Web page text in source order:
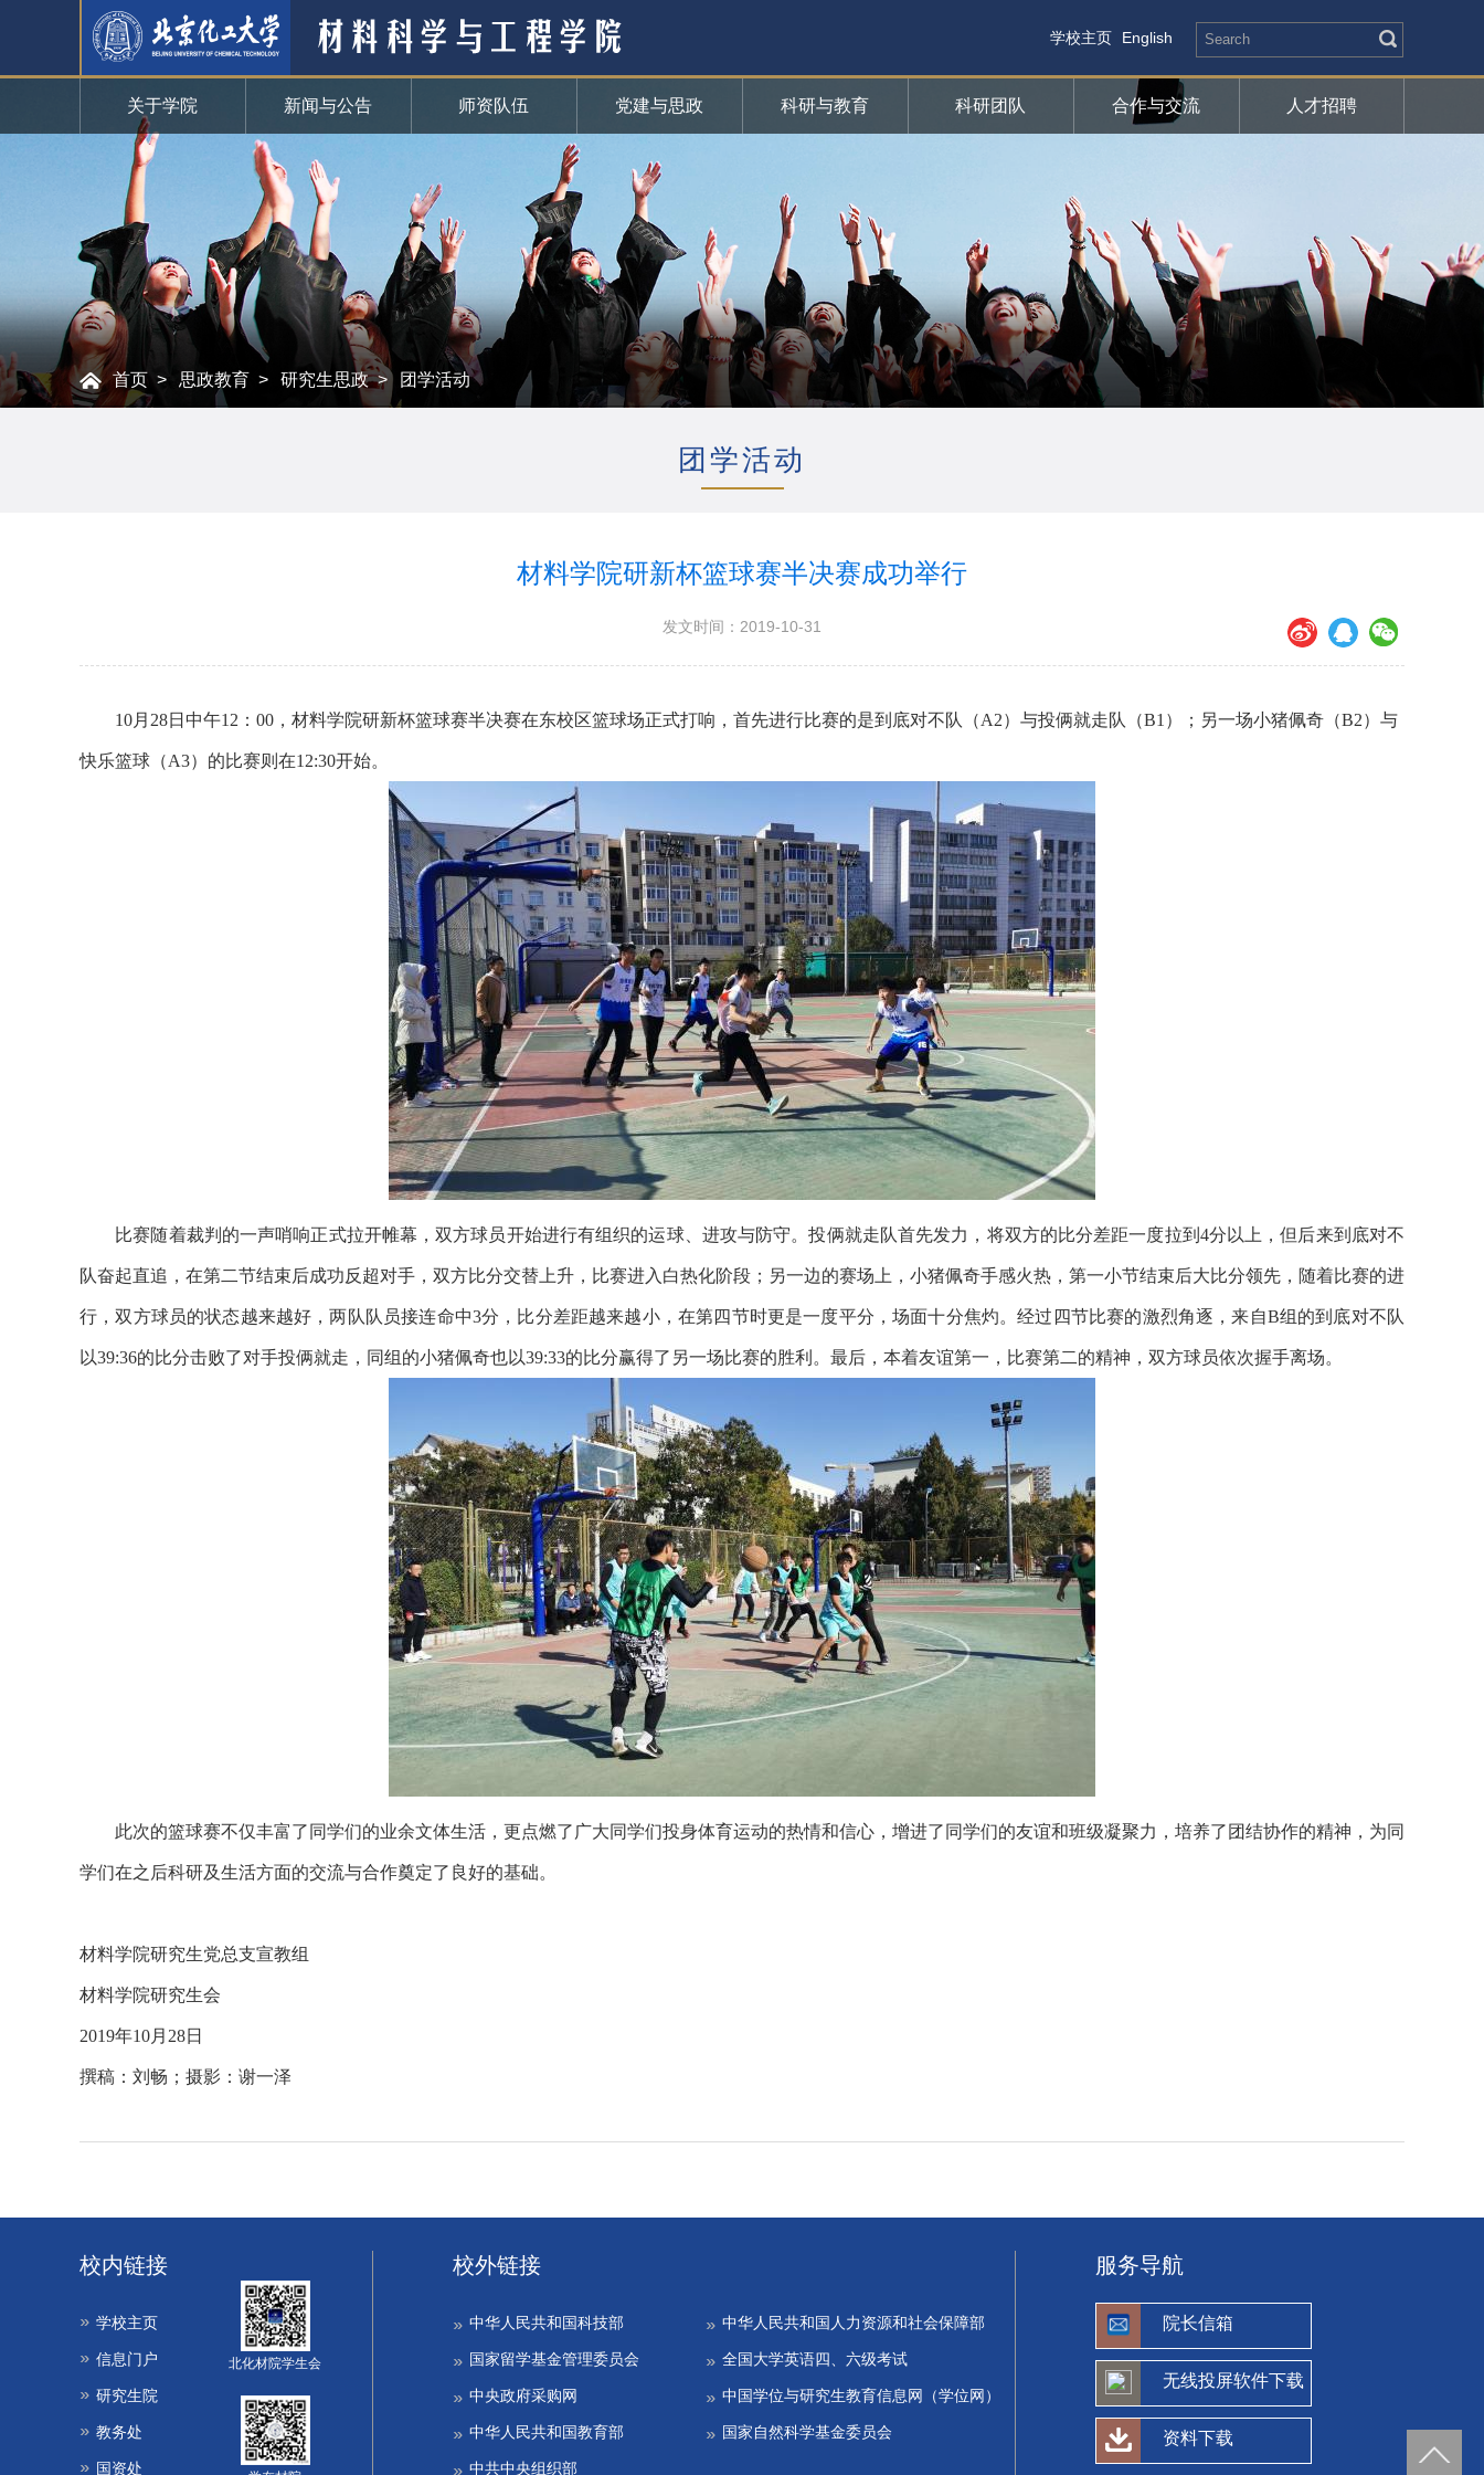
学校主页 English
关于学院 新闻与公告 师资队伍 党建与思政 科研与教育 科研团队 合作与交流 人才招聘
首页 思政教育 研究生思政 团学活动
团学活动
材料学院研新杯篮球赛半决赛成功举行
发文时间：2019-10-31
10月28日中午12：00，材料学院研新杯篮球赛半决赛在东校区篮球场正式打响，首先进行比赛的是到底对不队（A2）与投俩就走队（B1）；另一场小猪佩奇（B2）与
快乐篮球（A3）的比赛则在12:30开始。
比赛随着裁判的一声哨响正式拉开帷幕，双方球员开始进行有组织的运球、进攻与防守。投俩就走队首先发力，将双方的比分差距一度拉到4分以上，但后来到底对不
队奋起直追，在第二节结束后成功反超对手，双方比分交替上升，比赛进入白热化阶段；另一边的赛场上，小猪佩奇手感火热，第一小节结束后大比分领先，随着比赛的进
行，双方球员的状态越来越好，两队队员接连命中3分，比分差距越来越小，在第四节时更是一度平分，场面十分焦灼。经过四节比赛的激烈角逐，来自B组的到底对不队
以39:36的比分击败了对手投俩就走，同组的小猪佩奇也以39:33的比分赢得了另一场比赛的胜利。最后，本着友谊第一，比赛第二的精神，双方球员依次握手离场。
此次的篮球赛不仅丰富了同学们的业余文体生活，更点燃了广大同学们投身体育运动的热情和信心，增进了同学们的友谊和班级凝聚力，培养了团结协作的精神，为同
学们在之后科研及生活方面的交流与合作奠定了良好的基础。
材料学院研究生党总支宣教组
材料学院研究生会
2019年10月28日
撰稿：刘畅；摄影：谢一泽
校内链接
学校主页
信息门户
研究生院
教务处
国资处
北化材院学生会
校外链接
中华人民共和国科技部
国家留学基金管理委员会
中央政府采购网
中华人民共和国教育部
中共中央组织部
中华人民共和国人力资源和社会保障部
全国大学英语四、六级考试
中国学位与研究生教育信息网（学位网）
国家自然科学基金委员会
服务导航
院长信箱
无线投屏软件下载
资料下载